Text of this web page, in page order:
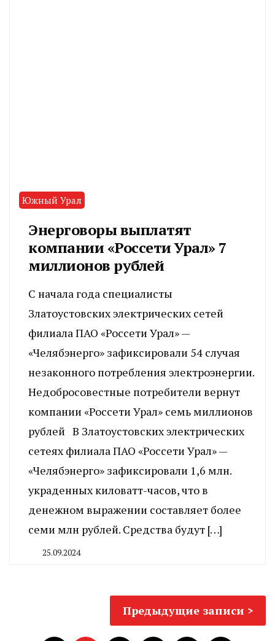
Южный Урал
Энерговоры выплатят
компании «Россети Урал» 7
миллионов рублей
С начала года специалисты
Златоустовских электрических сетей
филиала ПАО «Россети Урал» —
«Челябэнерго» зафиксировали 54 случая
незаконного потребления электроэнергии.
Недобросовестные потребители вернут
компании «Россети Урал» семь миллионов
рублей В Златоустовских электрических
сетеях филиала ПАО «Россети Урал» —
«Челябэнерго» зафиксировали 1,6 млн.
украденных киловатт-часов, что в
денежном выражении составляет более
семи млн рублей. Средства будут […]
25.09.2024
Предыдущие записи